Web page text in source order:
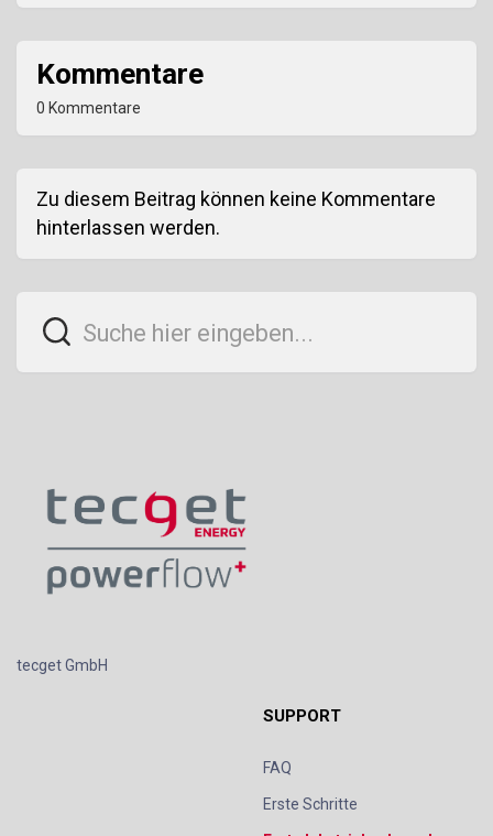
Kommentare
0 Kommentare
Zu diesem Beitrag können keine Kommentare
hinterlassen werden.
tecget GmbH
SUPPORT
FAQ
Erste Schritte